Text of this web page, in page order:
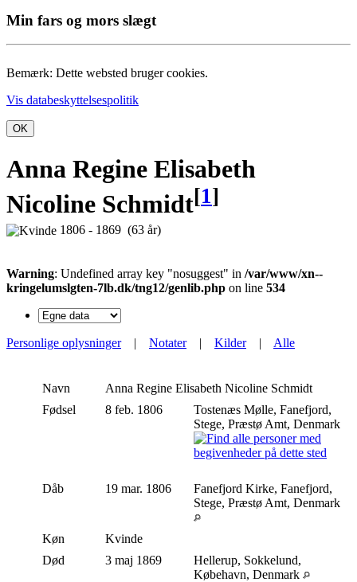
Min fars og mors slægt
Bemærk: Dette websted bruger cookies.
Vis databeskyttelsespolitik
OK
Anna Regine Elisabeth
Nicoline Schmidt[1]
1806 - 1869 (63 år)
Warning: Undefined array key "nosuggest" in /var/www/xn--
kringelumslgten-7lb.dk/tng12/genlib.php on line 534
Personlige oplysninger| Notater| Kilder| Alle
Navn Anna Regine Elisabeth Nicoline Schmidt
Fødsel
8 feb. 1806
Tostenæs Mølle, Fanefjord,
Stege, Præstø Amt, Denmark
Dåb 19 mar. 1806
Fanefjord Kirke, Fanefjord,
Stege, Præstø Amt, Denmark
Køn
Kvinde
Død
3 maj 1869
Hellerup, Sokkelund,
Købehavn, Denmark